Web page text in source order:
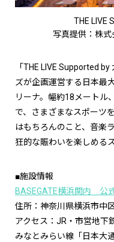
THE LIVE
写真提供：株
「THE LIVE Supported
ズが企画運営する日本最
リーナ。幅約18メートル
で、さまざまなスポーツ
はもちろんのこと、音楽
狂的な賑わいを楽しめる
■施設情報
BASEGATE横浜関内 公
住所：神奈川県横浜市中
アクセス：JR・市営地下
みなとみらい線「日本大